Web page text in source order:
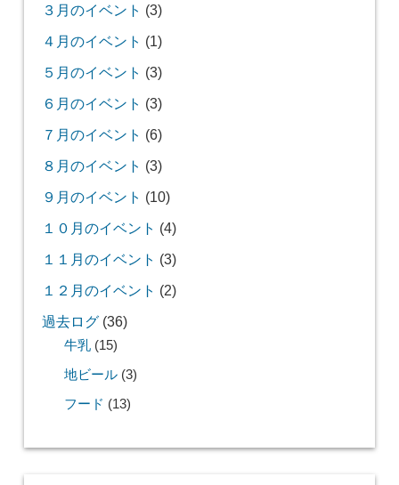
３月のイベント (3)
４月のイベント (1)
５月のイベント (3)
６月のイベント (3)
７月のイベント (6)
８月のイベント (3)
９月のイベント (10)
１０月のイベント (4)
１１月のイベント (3)
１２月のイベント (2)
過去ログ(36)
牛乳(15)
地ビール(3)
フード (13)